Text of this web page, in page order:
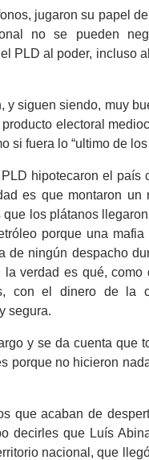
jugaron su papel
no se pueden
PLD al poder, incluso
y siguen siendo, muy
electoral
si fuera lo “ultimo de los
hipotecaron el
es que montaron
los plátanos
porque una
de ningún despacho
la verdad es qué,
con el dinero de la
segura.
y se da cuenta que
porque no hicieron
que acaban de
decirles que Luís
nacional, que